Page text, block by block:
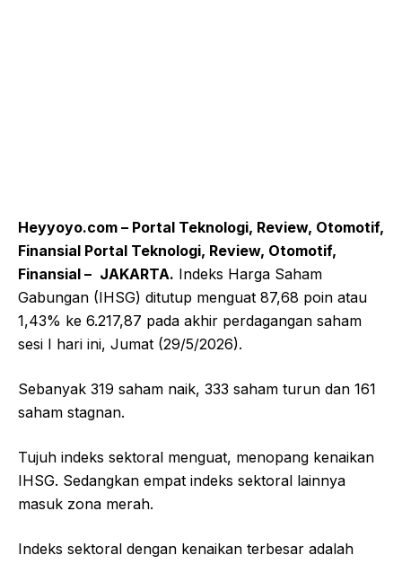
Heyyoyo.com – Portal Teknologi, Review, Otomotif,
Finansial Portal Teknologi, Review, Otomotif,
Finansial – JAKARTA. Indeks Harga Saham
Gabungan (IHSG) ditutup menguat 87,68 poin atau
1,43% ke 6.217,87 pada akhir perdagangan saham
sesi I hari ini, Jumat (29/5/2026).
Sebanyak 319 saham naik, 333 saham turun dan 161
saham stagnan.
Tujuh indeks sektoral menguat, menopang kenaikan
IHSG. Sedangkan empat indeks sektoral lainnya
masuk zona merah.
Indeks sektoral dengan kenaikan terbesar adalah